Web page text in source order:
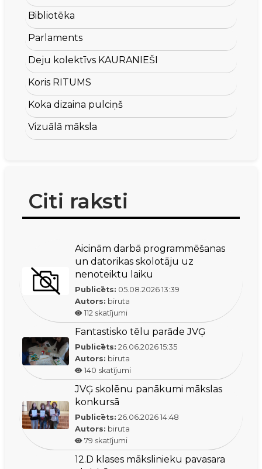
Bibliotēka
Parlaments
Deju kolektīvs KAURANIEŠI
Koris RITUMS
Koka dizaina pulciņš
Vizuālā māksla
Citi raksti
Aicinām darbā programmēšanas
un datorikas skolotāju uz
nenoteiktu laiku
Publicēts: 05.08.2026 13:39
Autors: biruta
112 skatījumi
Fantastisko tēlu parāde JVĢ
Publicēts: 26.06.2026 15:35
Autors: biruta
140 skatījumi
JVĢ skolēnu panākumi mākslas
konkursā
Publicēts: 26.06.2026 14:48
Autors: biruta
79 skatījumi
12.D klases mākslinieku pavasara